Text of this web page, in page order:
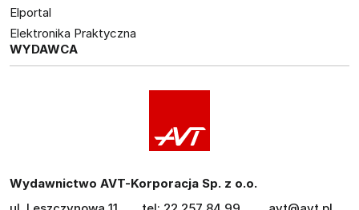
Elportal
Elektronika Praktyczna
WYDAWCA
Wydawnictwo AVT-Korporacja Sp. z o.o.